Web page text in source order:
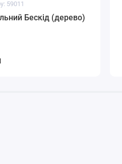
59011
Бескід (дерево)